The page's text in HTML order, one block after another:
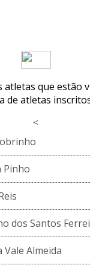
atletas que estão
de atletas
<
Pinho
dos Santos
Vale Almeida